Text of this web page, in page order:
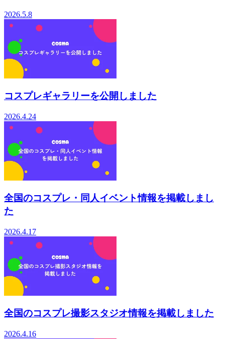
2026.5.8
コスプレギャラリーを公開しました
2026.4.24
全国のコスプレ・同人イベント情報を掲載しまし
た
2026.4.17
全国のコスプレ撮影スタジオ情報を掲載しました
2026.4.16